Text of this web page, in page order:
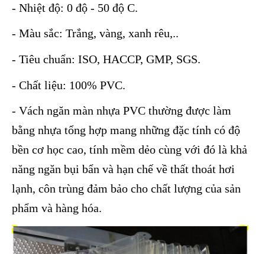
- Nhiệt độ: 0 độ - 50 độ C.
- Màu sắc: Trắng, vàng, xanh rêu,..
- Tiêu chuẩn: ISO, HACCP, GMP, SGS.
- Chất liệu: 100% PVC.
- Vách ngăn màn nhựa PVC thường được làm
bằng nhựa tổng hợp mang những đặc tính có độ
bền cơ học cao, tính mềm dẻo cùng với đó là khả
năng ngăn bụi bẩn và hạn chế về thất thoát hơi
lạnh, côn trùng đảm bảo cho chất lượng của sản
phẩm và hàng hóa.